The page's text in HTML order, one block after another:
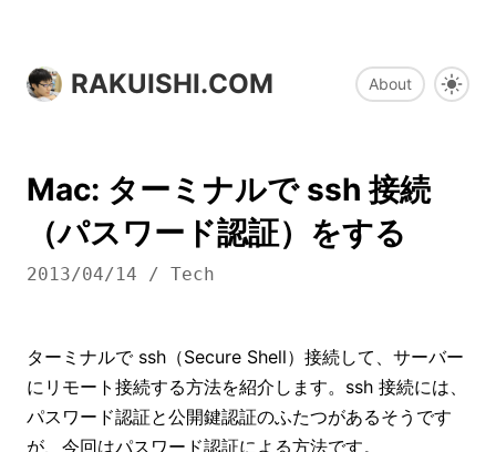
RAKUISHI.COM About
Mac: ターミナルで ssh 接続
（パスワード認証）をする
2013/04/14 / Tech
ターミナルで ssh（Secure Shell）接続して、サーバー
にリモート接続する方法を紹介します。ssh 接続には、
パスワード認証と公開鍵認証のふたつがあるそうです
が、今回はパスワード認証による方法です。